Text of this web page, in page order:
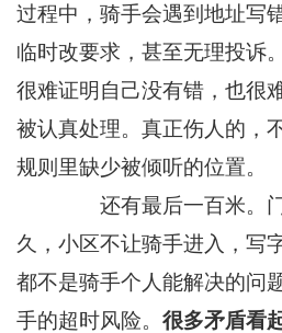
过程中，骑手会遇到地址写
临时改要求，甚至无理投诉
很难证明自己没有错，也很
被认真处理。真正伤人的，
规则里缺少被倾听的位置。
还有最后一百米。门
久，小区不让骑手进入，
都不是骑手个人能解决的问
手的超时风险。 很多矛盾看